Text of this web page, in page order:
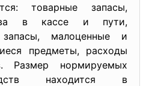
товарные запасы,
в кассе и пути,
запасы, малоценные и
предметы, расходы
Размер нормируемых
находится в